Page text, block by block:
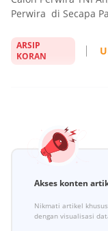
Perwira di Secapa
ARSIP
KORAN
Akses konten
Nikmati artikel
dengan visualisasi